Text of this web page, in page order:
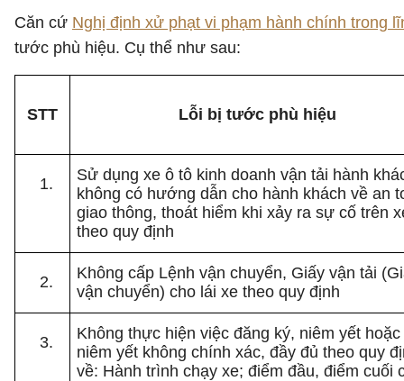
Căn cứ Nghị định xử phạt vi phạm hành chính trong
tước phù hiệu. Cụ thể như sau:
STT Lỗi bị tước phù hiệu
Sử dụng xe ô tô kinh doanh vận tải hành
không có hướng dẫn cho hành khách về an
giao thông, thoát hiểm khi xảy ra sự cố trên
theo quy định
Không cấp Lệnh vận chuyển, Giấy vận tải
vận chuyển) cho lái xe theo quy định
Không thực hiện việc đăng ký, niêm yết hoặc
niêm yết không chính xác, đầy đủ theo quy
về: Hành trình chạy xe; điểm đầu, điểm cuối